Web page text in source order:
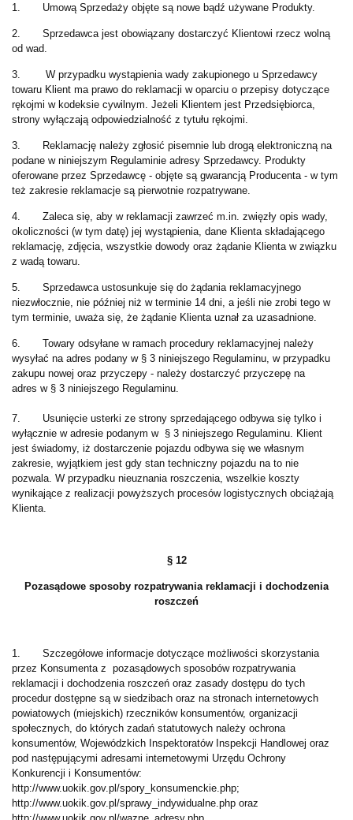
1. Umową Sprzedaży objęte są nowe bądź używane Produkty.
2. Sprzedawca jest obowiązany dostarczyć Klientowi rzecz wolną
od wad.
3. W przypadku wystąpienia wady zakupionego u Sprzedawcy
towaru Klient ma prawo do reklamacji w oparciu o przepisy dotyczące
rękojmi w kodeksie cywilnym. Jeżeli Klientem jest Przedsiębiorca,
strony wyłączają odpowiedzialność z tytułu rękojmi.
3. Reklamację należy zgłosić pisemnie lub drogą elektroniczną na
podane w niniejszym Regulaminie adresy Sprzedawcy. Produkty
oferowane przez Sprzedawcę - objęte są gwarancją Producenta - w tym
też zakresie reklamacje są pierwotnie rozpatrywane.
4. Zaleca się, aby w reklamacji zawrzeć m.in. zwięzły opis wady,
okoliczności (w tym datę) jej wystąpienia, dane Klienta składającego
reklamację, zdjęcia, wszystkie dowody oraz żądanie Klienta w związku
z wadą towaru.
5. Sprzedawca ustosunkuje się do żądania reklamacyjnego
niezwłocznie, nie później niż w terminie 14 dni, a jeśli nie zrobi tego w
tym terminie, uważa się, że żądanie Klienta uznał za uzasadnione.
6. Towary odsyłane w ramach procedury reklamacyjnej należy
wysyłać na adres podany w § 3 niniejszego Regulaminu, w przypadku
zakupu nowej oraz przyczepy - należy dostarczyć przyczepę na
adres w § 3 niniejszego Regulaminu.
7. Usunięcie usterki ze strony sprzedającego odbywa się tylko i
wyłącznie w adresie podanym w § 3 niniejszego Regulaminu. Klient
jest świadomy, iż dostarczenie pojazdu odbywa się we własnym
zakresie, wyjątkiem jest gdy stan techniczny pojazdu na to nie
pozwala. W przypadku nieuznania roszczenia, wszelkie koszty
wynikające z realizacji powyższych procesów logistycznych obciążają
Klienta.
§ 12
Pozasądowe sposoby rozpatrywania reklamacji i dochodzenia
roszczeń
1. Szczegółowe informacje dotyczące możliwości skorzystania
przez Konsumenta z pozasądowych sposobów rozpatrywania
reklamacji i dochodzenia roszczeń oraz zasady dostępu do tych
procedur dostępne są w siedzibach oraz na stronach internetowych
powiatowych (miejskich) rzeczników konsumentów, organizacji
społecznych, do których zadań statutowych należy ochrona
konsumentów, Wojewódzkich Inspektoratów Inspekcji Handlowej oraz
pod następującymi adresami internetowymi Urzędu Ochrony
Konkurencji i Konsumentów:
http://www.uokik.gov.pl/spory_konsumenckie.php;
http://www.uokik.gov.pl/sprawy_indywidualne.php oraz